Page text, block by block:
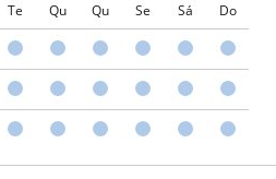
Te Qu Qu Se Sá Do